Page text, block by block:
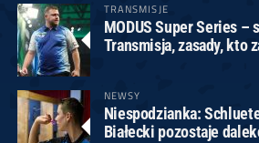
TRANSMISJE
MODUS Super Series –
Transmisja, zasady, kto
NEWSY
Niespodzianka:
Białecki pozostaje